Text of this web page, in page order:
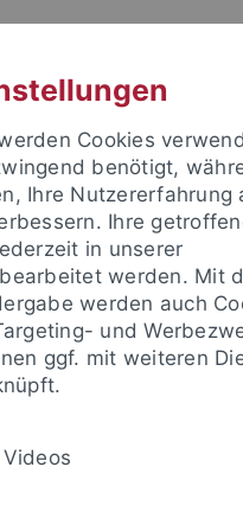
Cookies
benötigt,
Ihre Nutzererfahrung
Ihre
in unserer
werden. Mit
werden auch
und
ggf. mit weiteren
Videos